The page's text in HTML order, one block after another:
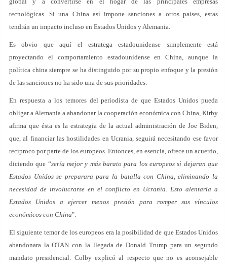
tecnológicas. Si una China así impone sanciones a otros países, estas
tendrán un impacto incluso en Estados Unidos y Alemania.
Es obvio que aquí el estratega estadounidense simplemente está
proyectando el comportamiento estadounidense en China, aunque la
política china siempre se ha distinguido por su propio enfoque y la presión
de las sanciones no ha sido una de sus prioridades.
En respuesta a los temores del periodista de que Estados Unidos pueda
obligar a Alemania a abandonar la cooperación económica con China, Kirby
afirma que ésta es la estrategia de la actual administración de Joe Biden,
que, al financiar las hostilidades en Ucrania, seguirá necesitando ese favor
recíproco por parte de los europeos. Entonces, en esencia, ofrece un acuerdo,
diciendo que “sería mejor y más barato para los europeos si dejaran que
Estados Unidos se preparara para la batalla con China, eliminando la
necesidad de involucrarse en el conflicto en Ucrania. Esto alentaría a
Estados Unidos a ejercer menos presión para romper sus vínculos
económicos con China".
El siguiente temor de los europeos era la posibilidad de que Estados Unidos
abandonara la OTAN con la llegada de Donald Trump para un segundo
mandato presidencial. Colby explicó al respecto que no es aconsejable